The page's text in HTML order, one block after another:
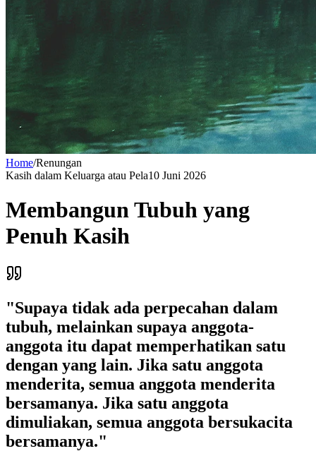
Home/Renungan
Kasih dalam Keluarga atau Pela10 Juni 2026
Membangun Tubuh yang
Penuh Kasih
"Supaya tidak ada perpecahan dalam
tubuh, melainkan supaya anggota-
anggota itu dapat memperhatikan satu
dengan yang lain. Jika satu anggota
menderita, semua anggota menderita
bersamanya. Jika satu anggota
dimuliakan, semua anggota bersukacita
bersamanya."